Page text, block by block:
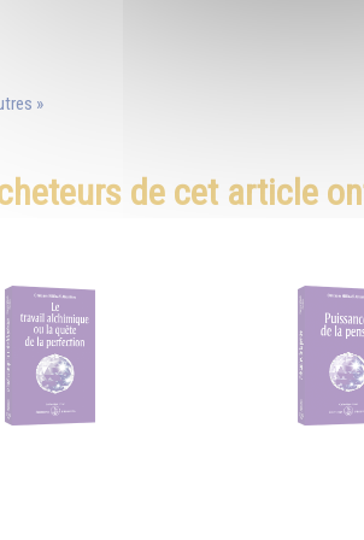
»
de cet article